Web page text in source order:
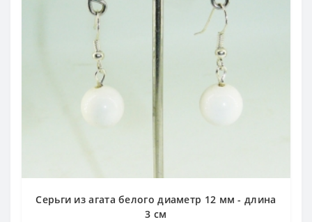
Серьги из агата белого диаметр 12 мм - длина
3 см